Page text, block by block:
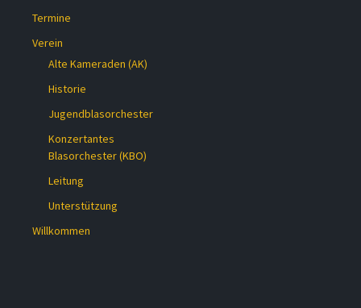
Termine
Verein
Alte Kameraden (AK)
Historie
Jugendblasorchester
Konzertantes
Blasorchester (KBO)
Leitung
Unterstützung
Willkommen